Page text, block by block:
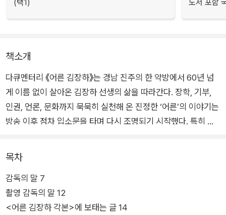
(택1) 도서 포함
책소개
다큐멘터리 《어른 김장하》는 경남 진주의 한 약방에서 60년 넘
게 이름 없이 살아온 김장하 선생의 삶을 따라간다. 장학, 기부,
인권, 언론, 문화까지 묵묵히 실천해 온 진정한 ‘어른’의 이야기는
방송 이후 점차 입소문을 타며 다시 조명되기 시작했다. 특히 문
의 지원을 받아 공부했다는 사실이 알려지며 더욱 큰 반향을 일으
켰다.
이 책은 《어른 김장하》 다큐멘터리 각본집으로 어른 김장하 선생
의 울림이 있는 말씀을 담은 각본 전체와 미공개 스틸컷, 김장하
목차
감독의 말 7
촬영 감독의 말 12
<어른 김장하 각본>에 보태는 글 14